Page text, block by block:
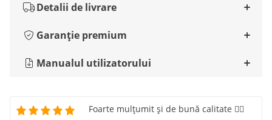
Detalii de livrare
Garanție premium
Manualul utilizatorului
Foarte mulțumit și de bună calitate 👍🏻